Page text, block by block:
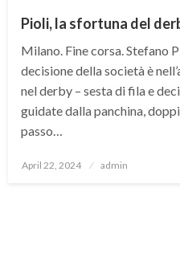
Pioli, la sfortuna del
Milano. Fine corsa. Stefano
decisione della società è
nel derby – sesta di fila e
guidate dalla panchina,
passo…
Posted
April 22, 2024 admin